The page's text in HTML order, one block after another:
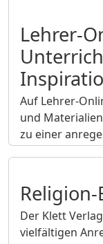
Lehrer-
Auf Lehrer-
und
zu einer
Der Klett
vielfältigen